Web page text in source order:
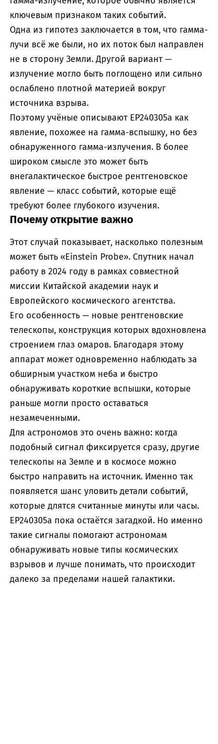
ключевым признаком таких событий.
Одна из гипотез заключается в том, что гамма-
лучи всё же были, но их поток был направлен
не в сторону Земли. Другой вариант —
излучение могло быть поглощено или сильно
ослаблено плотной материей вокруг
источника взрыва.
Поэтому учёные описывают EP240305a как
явление, похожее на гамма-вспышку, но без
обнаруженного гамма-излучения. В более
широком смысле это может быть
внегалактическое быстрое рентгеновское
явление — класс событий, которые ещё
требуют более глубокого изучения.
Почему открытие важно
Этот случай показывает, насколько полезным
может быть «Einstein Probe». Спутник начал
работу в 2024 году в рамках совместной
миссии Китайской академии наук и
Европейского космического агентства.
Его особенность — новые рентгеновские
телескопы, конструкция которых вдохновлена
строением глаз омаров. Благодаря этому
аппарат может одновременно наблюдать за
обширным участком неба и быстро
обнаруживать короткие вспышки, которые
раньше могли просто оставаться
незамеченными.
Для астрономов это очень важно: когда
подобный сигнал фиксируется сразу, другие
телескопы на Земле и в космосе можно
быстро направить на источник. Именно так
появляется шанс уловить детали событий,
которые длятся считанные минуты или часы.
EP240305a пока остаётся загадкой. Но именно
такие сигналы помогают астрономам
обнаруживать новые типы космических
взрывов и лучше понимать, что происходит
далеко за пределами нашей галактики.